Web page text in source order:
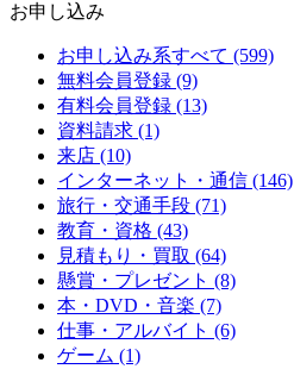
お申し込み
お申し込み系すべて (599)
無料会員登録 (9)
有料会員登録 (13)
資料請求 (1)
来店 (10)
インターネット・通信 (146)
旅行・交通手段 (71)
教育・資格 (43)
見積もり・買取 (64)
懸賞・プレゼント (8)
本・DVD・音楽 (7)
仕事・アルバイト (6)
ゲーム (1)